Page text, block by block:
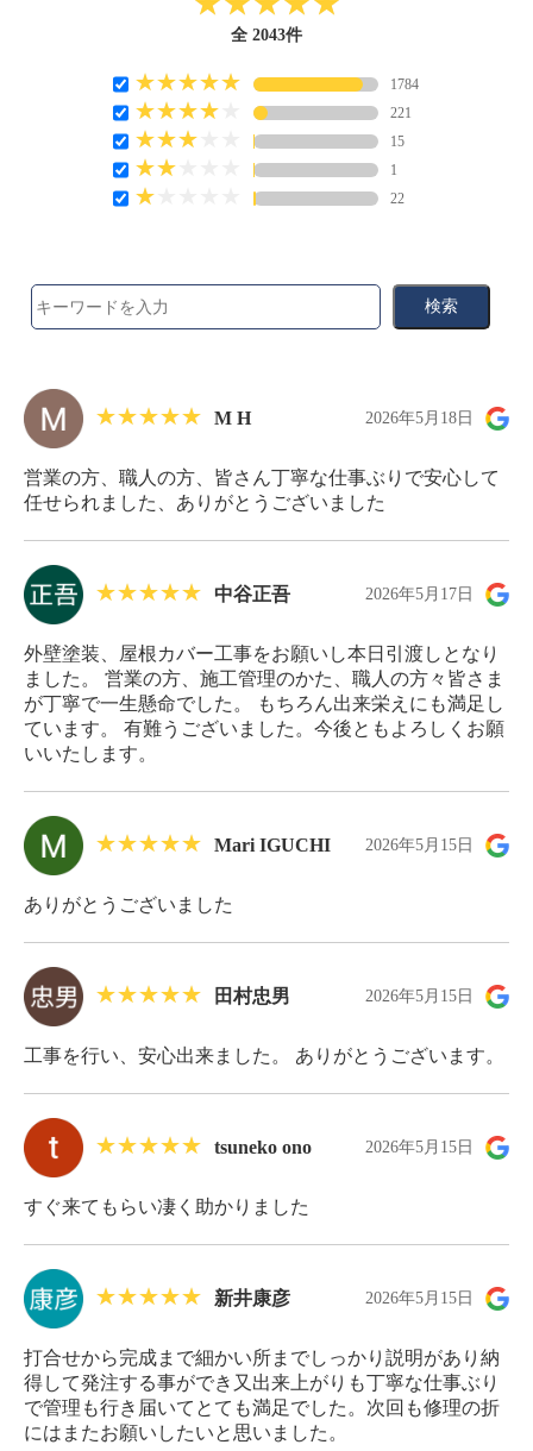
全 2043件
1784
221
15
1
22
検索
M H 2026年5月18日
営業の方、職人の方、皆さん丁寧な仕事ぶりで安心して
任せられました、ありがとうございました
中谷正吾 2026年5月17日
外壁塗装、屋根カバー工事をお願いし本日引渡しとなり
ました。 営業の方、施工管理のかた、職人の方々皆さま
が丁寧で一生懸命でした。 もちろん出来栄えにも満足し
ています。 有難うございました。今後ともよろしくお願
いいたします。
Mari IGUCHI 2026年5月15日
ありがとうございました
田村忠男 2026年5月15日
工事を行い、安心出来ました。 ありがとうございます。
tsuneko ono 2026年5月15日
すぐ来てもらい凄く助かりました
新井康彦 2026年5月15日
打合せから完成まで細かい所までしっかり説明があり納
得して発注する事ができ又出来上がりも丁寧な仕事ぶり
で管理も行き届いてとても満足でした。次回も修理の折
にはまたお願いしたいと思いました。